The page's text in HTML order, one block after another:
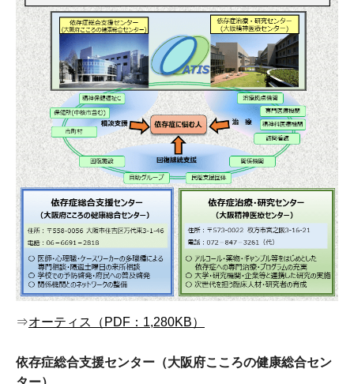
⇒オーティス（PDF：1,280KB）
依存症総合支援センター（大阪府こころの健康総合セン